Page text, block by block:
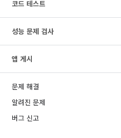
코드 테스트
성능 문제 검사
앱 게시
문제 해결
알려진 문제
버그 신고